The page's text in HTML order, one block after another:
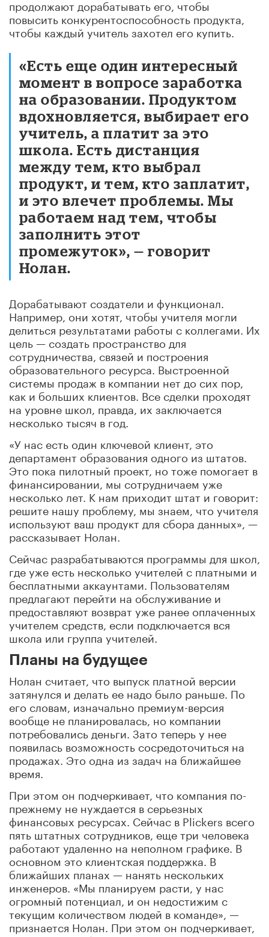
продолжают дорабатывать его, чтобы
повысить конкурентоспособность продукта,
чтобы каждый учитель захотел его купить.
«Есть еще один интересный
момент в вопросе заработка
на образовании. Продуктом
вдохновляется, выбирает его
учитель, а платит за это
школа. Есть дистанция
между тем, кто выбрал
продукт, и тем, кто заплатит,
и это влечет проблемы. Мы
работаем над тем, чтобы
заполнить этот
промежуток», — говорит
Нолан.
Дорабатывают создатели и функционал.
Например, они хотят, чтобы учителя могли
делиться результатами работы с коллегами. Их
цель — создать пространство для
сотрудничества, связей и построения
образовательного ресурса. Выстроенной
системы продаж в компании нет до сих пор,
как и больших клиентов. Все сделки проходят
на уровне школ, правда, их заключается
несколько тысяч в год.
«У нас есть один ключевой клиент, это
департамент образования одного из штатов.
Это пока пилотный проект, но тоже помогает в
финансировании, мы сотрудничаем уже
несколько лет. К нам приходит штат и говорит:
решите нашу проблему, мы знаем, что учителя
используют ваш продукт для сбора данных», —
рассказывает Нолан.
Сейчас разрабатываются программы для школ,
где уже есть несколько учителей с платными и
бесплатными аккаунтами. Пользователям
предлагают перейти на обслуживание и
предоставляют возврат уже ранее оплаченных
учителем средств, если подключается вся
школа или группа учителей.
Планы на будущее
Нолан считает, что выпуск платной версии
затянулся и делать ее надо было раньше. По
его словам, изначально премиум-версия
вообще не планировалась, но компании
потребовались деньги. Зато теперь у нее
появилась возможность сосредоточиться на
продажах. Это одна из задач на ближайшее
время.
При этом он подчеркивает, что компания по-
прежнему не нуждается в серьезных
финансовых ресурсах. Сейчас в Plickers всего
пять штатных сотрудников, еще три человека
работают удаленно на неполном графике. В
основном это клиентская поддержка. В
ближайших планах — нанять нескольких
инженеров. «Мы планируем расти, у нас
огромный потенциал, и он недостижим с
текущим количеством людей в команде», —
признается Нолан. При этом он подчеркивает,